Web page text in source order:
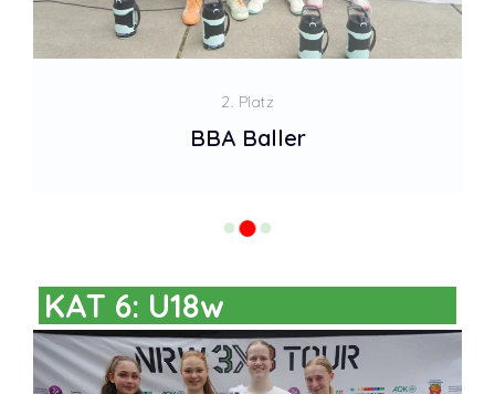
2. Platz
BBA Baller
KAT 6: U18w